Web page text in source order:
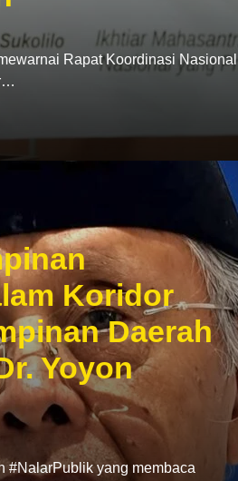
Rapat Koordinasi Nasional
Koridor
Daerah
Yoyon
#NalarPublik yang membaca